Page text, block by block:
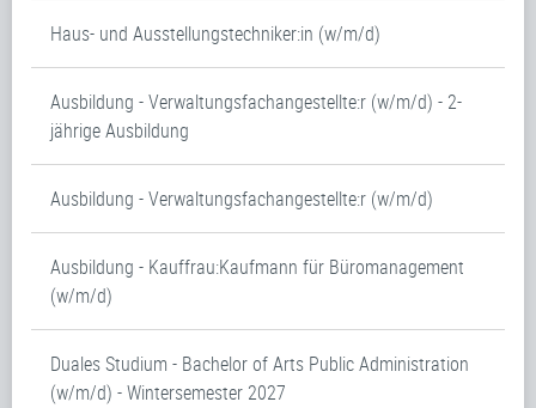
Haus- und Ausstellungstechniker:in (w/m/d)
Ausbildung - Verwaltungsfachangestellte:r (w/m/d) - 2-
jährige Ausbildung
Ausbildung - Verwaltungsfachangestellte:r (w/m/d)
Ausbildung - Kauffrau:Kaufmann für Büromanagement
(w/m/d)
Duales Studium - Bachelor of Arts Public Administration
(w/m/d) - Wintersemester 2027